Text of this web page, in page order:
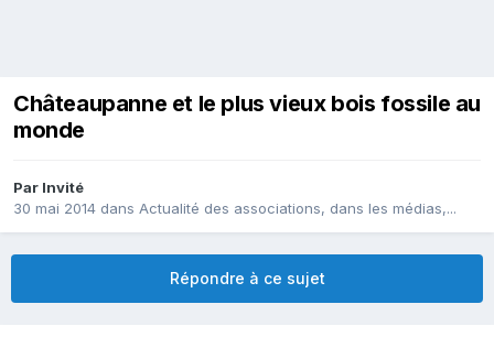
Châteaupanne et le plus vieux bois fossile au
monde
Par Invité
30 mai 2014 dans Actualité des associations, dans les médias,...
Répondre à ce sujet